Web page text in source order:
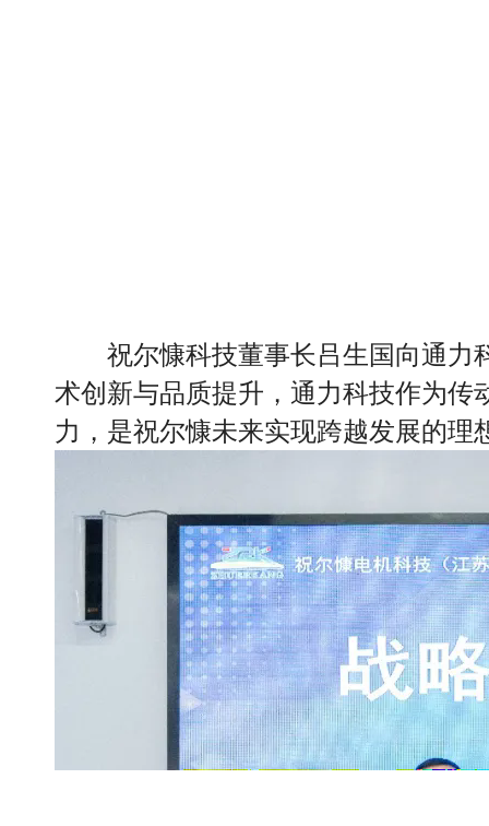
祝尔慷科技董事长吕生国向通力
术创新与品质提升，通力科技作为
力，是祝尔慷未来实现跨越发展的理